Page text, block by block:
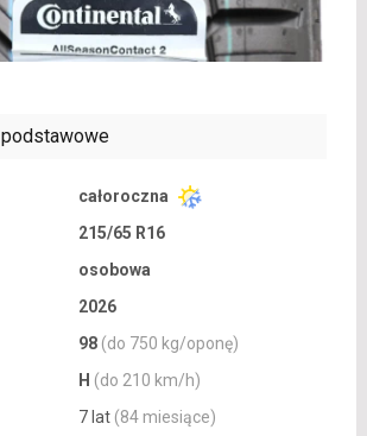
podstawowe
całoroczna
215/65 R16
osobowa
2026
98 (do 750 kg/oponę)
H (do 210 km/h)
7 lat (84 miesiące)